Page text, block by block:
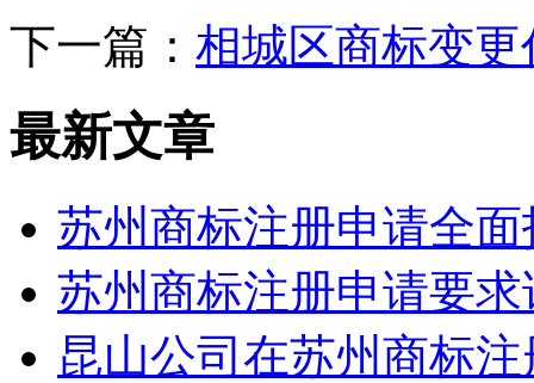
下一篇： 相城区商标变
最新文章
苏州商标注册申请全面
苏州商标注册申请要求
昆山公司在苏州商标